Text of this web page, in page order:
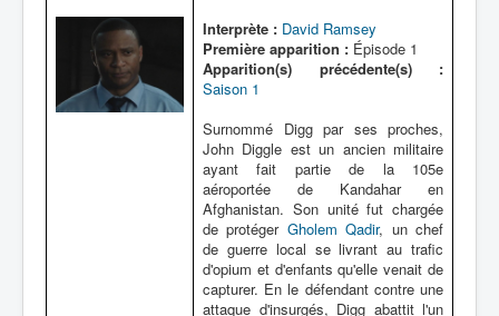
Interprète : David Ramsey
Première apparition : Épisode 1
Apparition(s) précédente(s) :
Saison 1
Surnommé Digg par ses proches,
John Diggle est un ancien militaire
ayant fait partie de la 105e
aéroportée de Kandahar en
Afghanistan. Son unité fut chargée
de protéger Gholem Qadir, un chef
de guerre local se livrant au trafic
d'opium et d'enfants qu'elle venait de
capturer. En le défendant contre une
attaque d'insurgés, Digg abattit l'un